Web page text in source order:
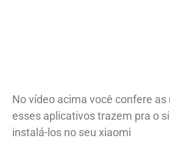
No vídeo acima você confere as
esses aplicativos trazem pra o
instalá-los no seu xiaomi